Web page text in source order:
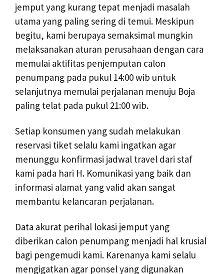
jemput yang kurang tepat menjadi masalah
utama yang paling sering di temui. Meskipun
begitu, kami berupaya semaksimal mungkin
melaksanakan aturan perusahaan dengan cara
memulai aktifitas penjemputan calon
penumpang pada pukul 14:00 wib untuk
selanjutnya memulai perjalanan menuju Boja
paling telat pada pukul 21:00 wib.
Setiap konsumen yang sudah melakukan
reservasi tiket selalu kami ingatkan agar
menunggu konfirmasi jadwal travel dari staf
kami pada hari H. Komunikasi yang baik dan
informasi alamat yang valid akan sangat
membantu kelancaran perjalanan.
Data akurat perihal lokasi jemput yang
diberikan calon penumpang menjadi hal krusial
bagi pengemudi kami. Karenanya kami selalu
mengigatkan agar ponsel yang digunakan